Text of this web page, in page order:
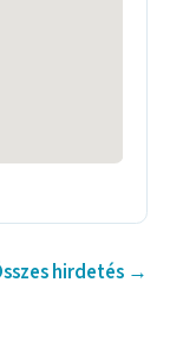
hirdetés →